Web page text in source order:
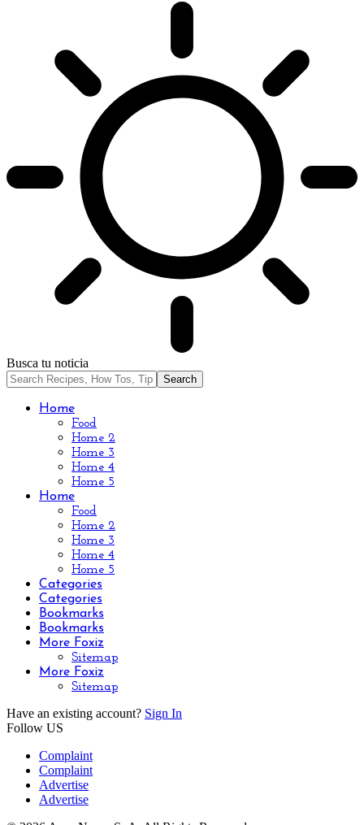
Busca tu noticia
Home
Food
Home 2
Home 3
Home 4
Home 5
Home
Food
Home 2
Home 3
Home 4
Home 5
Categories
Categories
Bookmarks
Bookmarks
More Foxiz
Sitemap
More Foxiz
Sitemap
Have an existing account? Sign In
Follow US
Complaint
Complaint
Advertise
Advertise